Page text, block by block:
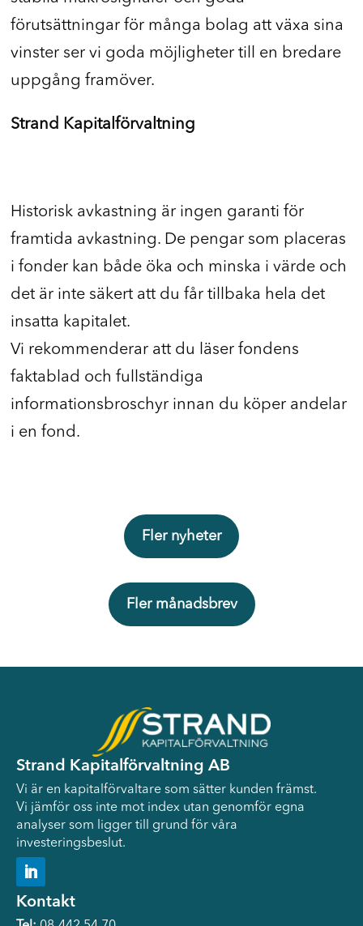
förutsättningar för många bolag att växa sina
vinster ser vi goda möjligheter till en bredare
uppgång framöver.
Strand Kapitalförvaltning
Historisk avkastning är ingen garanti för
framtida avkastning. De pengar som placeras
i fonder kan både öka och minska i värde och
det är inte säkert att du får tillbaka hela det
insatta kapitalet.
Vi rekommenderar att du läser fondens
faktablad och fullständiga
informationsbroschyr innan du köper andelar
i en fond.
Fler nyheter
Fler månadsbrev
Strand Kapitalförvaltning AB
Vi är en kapitalförvaltare som sätter kunden främst.
Vi jämför oss inte mot index utan genomför egna
analyser som ligger till grund för våra
investeringsbeslut.
Kontakt